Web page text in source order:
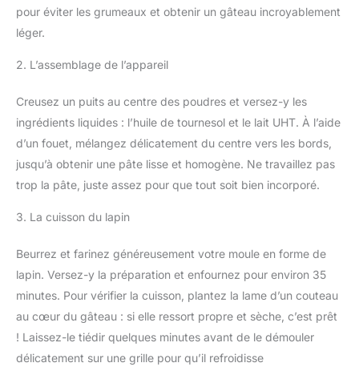
pour éviter les grumeaux et obtenir un gâteau incroyablement
léger.
2. L’assemblage de l’appareil
Creusez un puits au centre des poudres et versez-y les
ingrédients liquides : l’huile de tournesol et le lait UHT. À l’aide
d’un fouet, mélangez délicatement du centre vers les bords,
jusqu’à obtenir une pâte lisse et homogène. Ne travaillez pas
trop la pâte, juste assez pour que tout soit bien incorporé.
3. La cuisson du lapin
Beurrez et farinez généreusement votre moule en forme de
lapin. Versez-y la préparation et enfournez pour environ 35
minutes. Pour vérifier la cuisson, plantez la lame d’un couteau
au cœur du gâteau : si elle ressort propre et sèche, c’est prêt
! Laissez-le tiédir quelques minutes avant de le démouler
délicatement sur une grille pour qu’il refroidisse